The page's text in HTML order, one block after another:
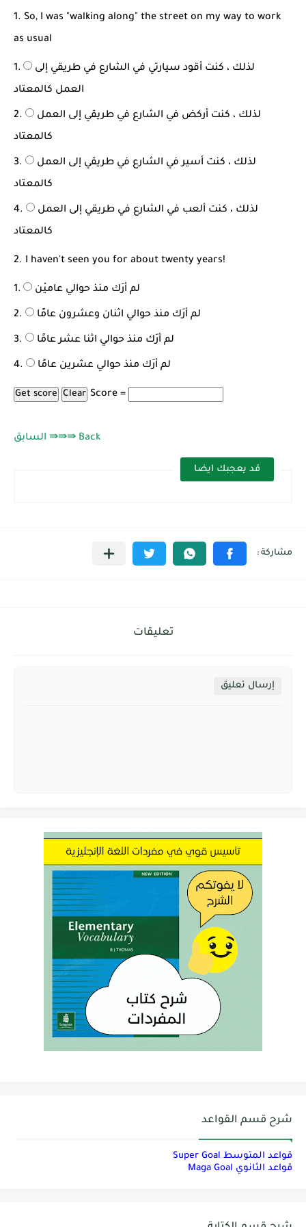
1. So, I was "walking along" the street on my way to work
as usual
العمل كالمعتاد
كالمعتاد
كالمعتاد
كالمعتاد
2. I haven't seen you for about twenty years!
لم أرَك منذ حوالي عاميْن
لم أرَك منذ حوالي اثنان وعشرون عامًا
لم أرَك منذ حوالي اثنا عشر عامًا
لم أرَك منذ حوالي عشرين عامًا
Score =
السابق ⇛⇛⇛ Back
قد يعجبك ايضا
تعليقات
إرسال تعليق
شرح قسم القواعد
قواعد المتوسط Super Goal
قواعد الثانوي Maga Goal